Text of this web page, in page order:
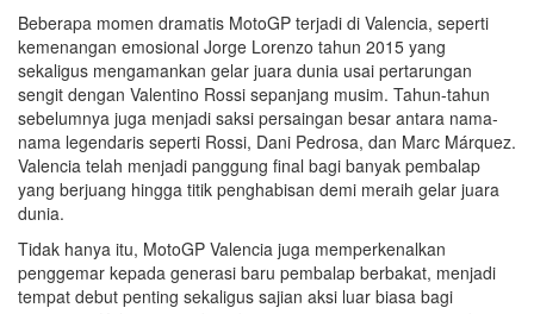
Beberapa momen dramatis MotoGP terjadi di Valencia, seperti
kemenangan emosional Jorge Lorenzo tahun 2015 yang
sekaligus mengamankan gelar juara dunia usai pertarungan
sengit dengan Valentino Rossi sepanjang musim. Tahun-tahun
sebelumnya juga menjadi saksi persaingan besar antara nama-
nama legendaris seperti Rossi, Dani Pedrosa, dan Marc Márquez.
Valencia telah menjadi panggung final bagi banyak pembalap
yang berjuang hingga titik penghabisan demi meraih gelar juara
dunia.
Tidak hanya itu, MotoGP Valencia juga memperkenalkan
penggemar kepada generasi baru pembalap berbakat, menjadi
tempat debut penting sekaligus sajian aksi luar biasa bagi